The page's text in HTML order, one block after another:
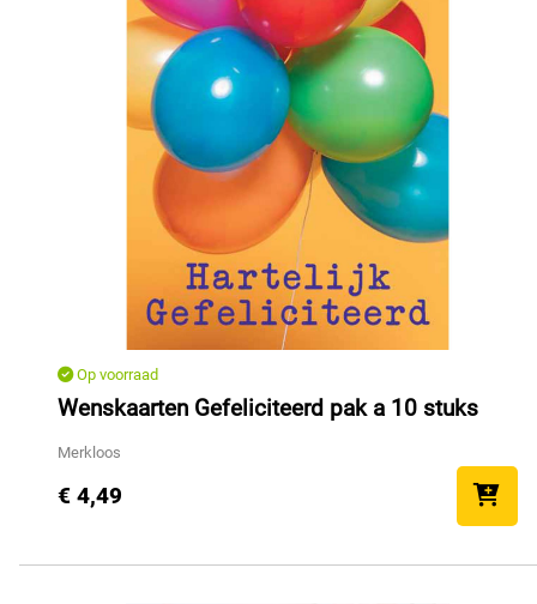
Op voorraad
Wenskaarten Gefeliciteerd pak a 10 stuks
Merkloos
€ 4,49